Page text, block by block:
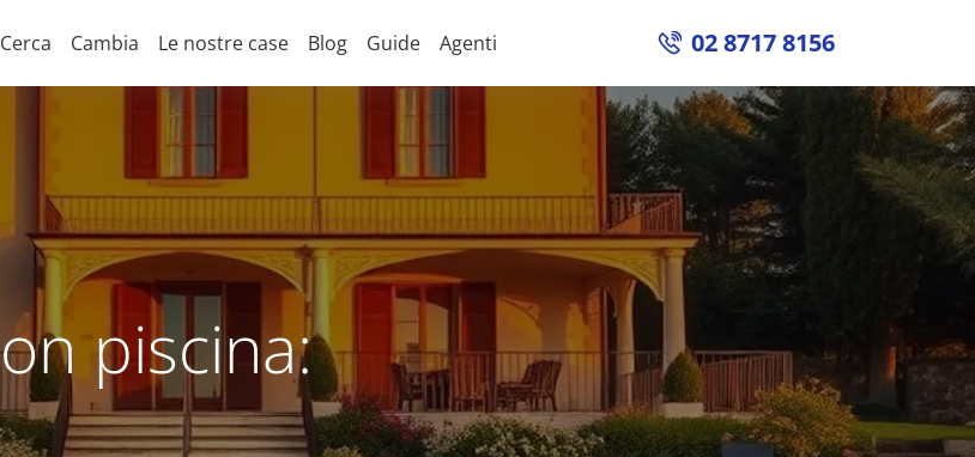
Cerca Cambia Le nostre case Blog Guide Agenti 02 8717 8156
piscina: